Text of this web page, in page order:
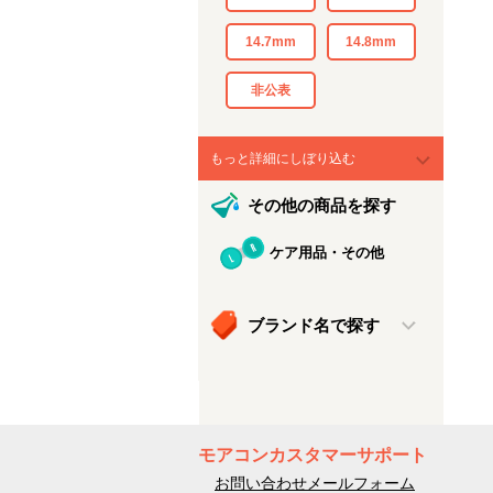
14.7mm 14.8mm
非公表
もっと詳細にしぼり込む
その他の商品を探す
ケア用品・その他
ブランド名で探す
モアコンカスタマーサポート
お問い合わせメールフォーム